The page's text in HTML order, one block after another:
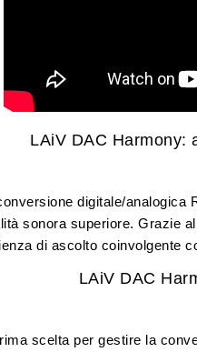
LAiV DAC Harmony:
digitale/
sonora superiore. Grazie
di ascolto coinvolgente
LAiV DAC
scelta per gestire la